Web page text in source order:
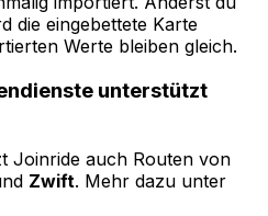
die eingebettete Karte
Werte bleiben gleich.
unterstützt
Joinride auch Routen von
Zwift. Mehr dazu unter